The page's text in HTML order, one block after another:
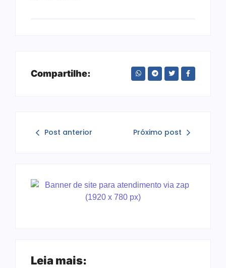
Compartilhe:
Post anterior Próximo post
Leia mais: